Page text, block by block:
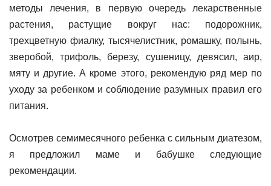
методы лечения, в первую очередь лекарственные
растения, растущие вокруг нас: подорожник,
трехцветную фиалку, тысячелистник, ромашку, полынь,
зверобой, трифоль, березу, сушеницу, девясил, аир,
мяту и другие. А кроме этого, рекомендую ряд мер по
уходу за ребенком и соблюдение разумных правил его
питания.
Осмотрев семимесячного ребенка с сильным диатезом,
я предложил маме и бабушке следующие
рекомендации.